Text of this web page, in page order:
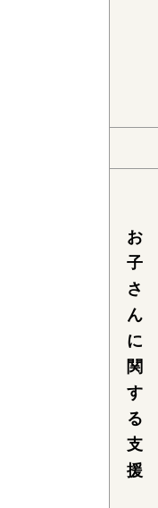
お
子
さ
ん
に
関
す
る
支
援